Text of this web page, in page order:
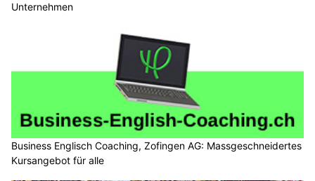
Unternehmen
Business Englisch Coaching, Zofingen AG: Massgeschneidertes
Kursangebot für alle